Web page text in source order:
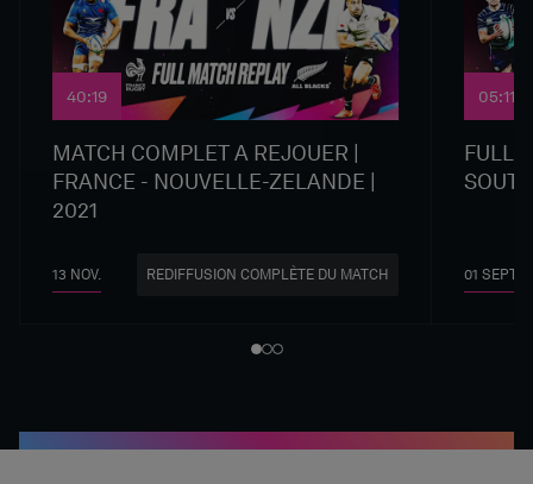
40:19
MATCH COMPLET A REJOUER |
FRANCE - NOUVELLE-ZELANDE |
2021
13 NOV. REDIFFUSION COMPLÈTE DU MATCH
05:11
FULL
01 SEPT.